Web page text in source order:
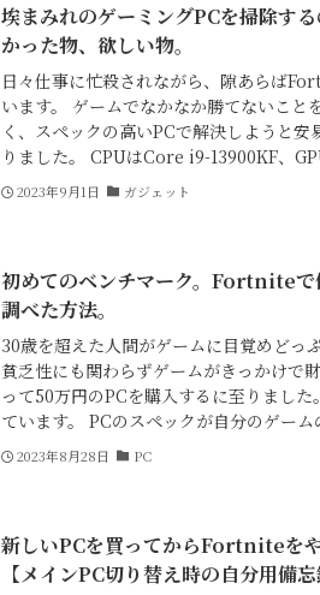
埃まみれのゲーミングPCを掃除す
かった物、欲しい物。
日々仕事に忙殺されながら、隙あらば
います。 ゲームでなかなか勝てないこと
く、スペックの高いPCで解決しようと
りました。 CPUはCore i9-13900KF、
2023年9月1日 ガジェット
初めてのベンチマーク。Fortniteで
調べた方法。
30歳を超えた人間がゲームに目覚めどっ
貧乏性にも関わらずゲームがきっかけで
って50万円のPCを購入するに至りまし
ています。 PCのスペックが自分のゲーム
2023年8月28日 PC
新しいPCを買ってからFortniteを
【メインPC切り替え時の自分用備忘